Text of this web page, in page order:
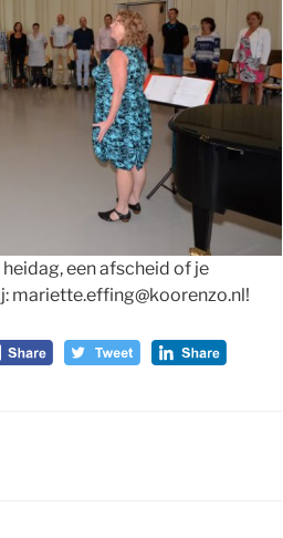
een afscheid of je
mariette.effing@koorenzo.nl!